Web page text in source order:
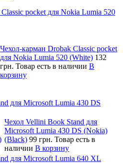
pocket для Nokia Lumia 520
Чехол-карман Drobak Classic pocket
для Nokia Lumia 520 (White) 132
грн. Товар есть в наличии В
корзину
для Microsoft Lumia 430 DS
Чехол Vellini Book Stand для
Microsoft Lumia 430 DS (Nokia)
(Black) 99 грн. Товар есть в
наличии В корзину
для Microsoft Lumia 640 XL